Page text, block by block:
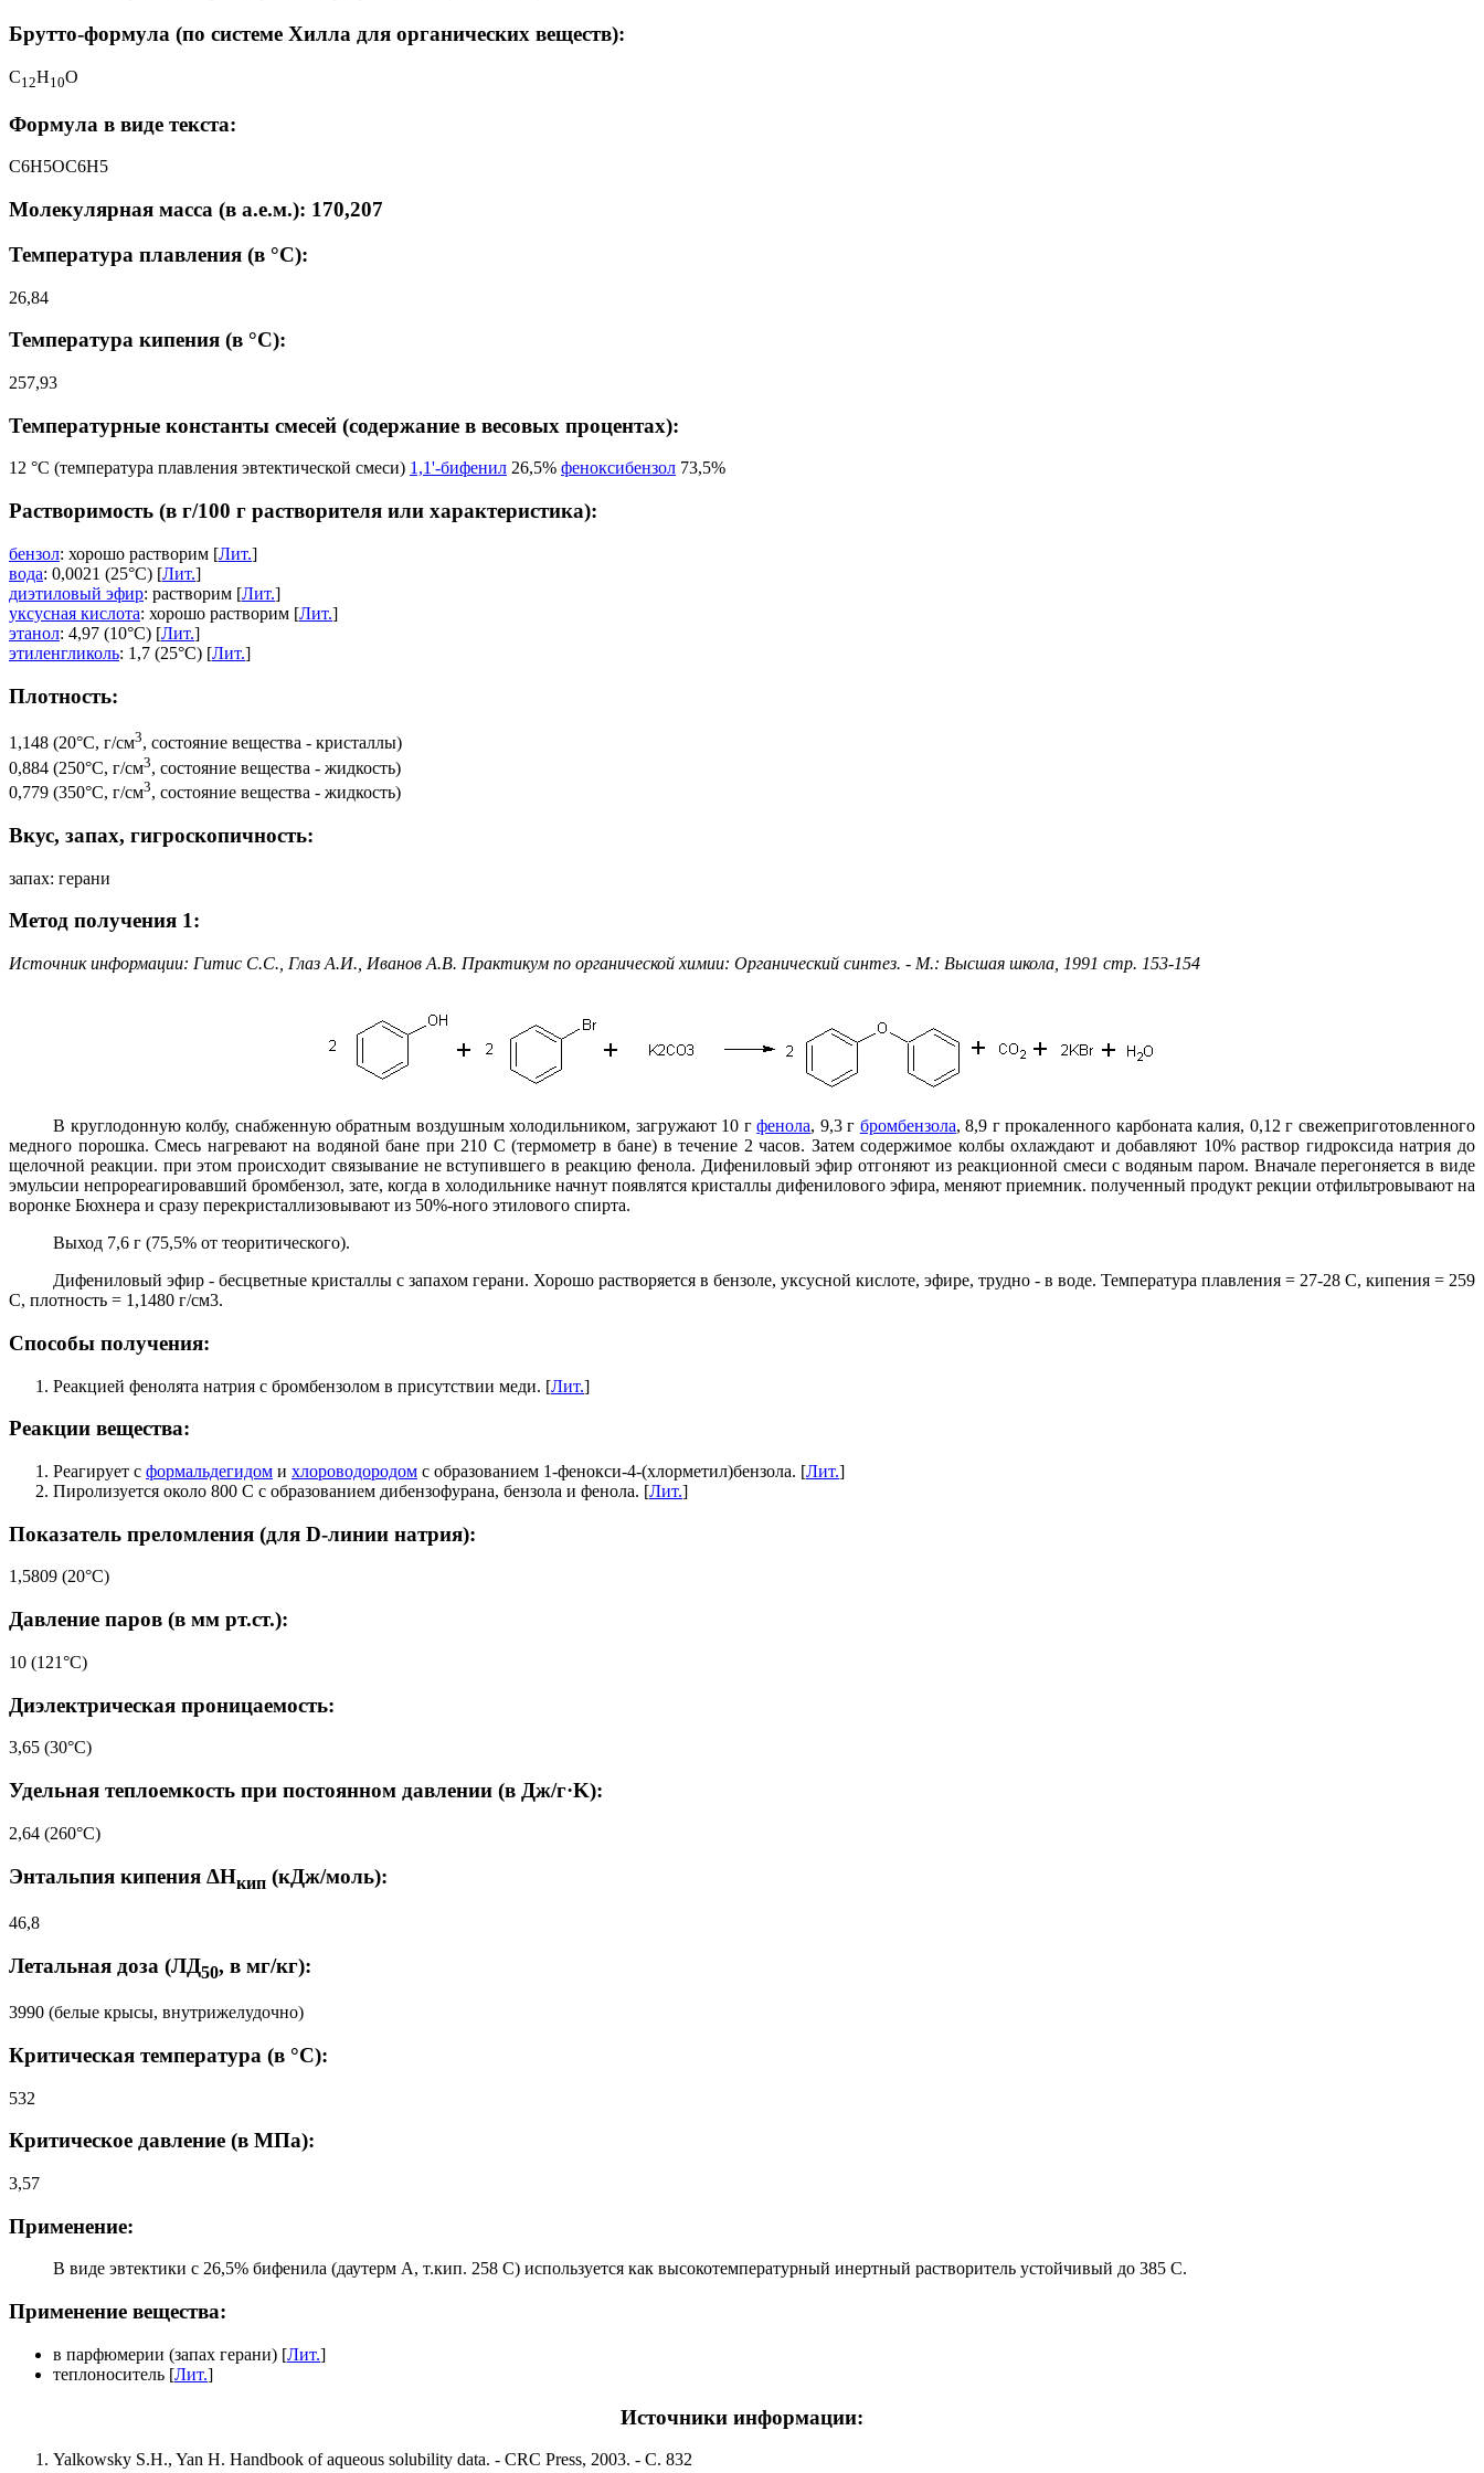
Брутто-формула (по системе Хилла для органических веществ):
C1 2H1 0O
Формула в виде текста:
C6H5OC6H5
Молекулярная масса (в а.е.м.): 170,207
Температура плавления (в °C):
26,84
Температура кипения (в °C):
257,93
Температурные константы смесей (содержание в весовых процентах):
12 °C (температура плавления эвтектической смеси) 1,1'-бифенил 26,5% феноксибензол 73,5%
Растворимость (в г/100 г растворителя или характеристика):
бензол: хорошо растворим [Лит.]
вода: 0,0021 (25°C) [Лит.]
диэтиловый эфир: растворим [Лит.]
уксусная кислота: хорошо растворим [Лит.]
этанол: 4,97 (10°C) [Лит.]
этиленгликоль: 1,7 (25°C) [Лит.]
Плотность:
1,148 (20°C, г/см3, состояние вещества - кристаллы)
0,884 (250°C, г/см3, состояние вещества - жидкость)
0,779 (350°C, г/см3, состояние вещества - жидкость)
Вкус, запах, гигроскопичность:
запах: герани
Метод получения 1:
Источник информации: Гитис С.С., Глаз А.И., Иванов А.В. Практикум по органической химии: Органический синтез. - М.: Высшая школа, 1991 стр. 153-154
В круглодонную колбу, снабженную обратным воздушным холодильником, загружают 10 гфенола, 9,3 г бромбензола, 8,9 г прокаленного карбоната калия, 0,12 г свежеприготовленного
медного порошка. Смесь нагревают на водяной бане при 210 С (термометр в бане) в течение 2 часов. Затем содержимое колбы охлаждают и добавляют 10% раствор гидроксида натрия до
щелочной реакции. при этом происходит связывание не вступившего в реакцию фенола. Дифениловый эфир отгоняют из реакционной смеси с водяным паром. Вначале перегоняется в виде
эмульсии непрореагировавший бромбензол, зате, когда в холодильнике начнут появлятся кристаллы дифенилового эфира, меняют приемник. полученный продукт рекции отфильтровывают на
воронке Бюхнера и сразу перекристаллизовывают из 50%-ного этилового спирта.
Выход 7,6 г (75,5% от теоритического).
Дифениловый эфир - бесцветные кристаллы с запахом герани. Хорошо растворяется в бензоле, уксусной кислоте, эфире, трудно - в воде. Температура плавления = 27-28 С, кипения = 259
С, плотность = 1,1480 г/см3.
Способы получения:
Реакцией фенолята натрия с бромбензолом в присутствии меди. [Лит.]
Реакции вещества:
Реагирует с формальдегидом и хлороводородом с образованием 1-фенокси-4-(хлорметил)бензола. [Лит.]
Пиролизуется около 800 С с образованием дибензофурана, бензола и фенола. [Лит.]
Показатель преломления (для D-линии натрия):
1,5809 (20°C)
Давление паров (в мм рт.ст.):
10 (121°C)
Диэлектрическая проницаемость:
3,65 (30°C)
Удельная теплоемкость при постоянном давлении (в Дж/г·K):
2,64 (260°C)
Энтальпия кипения ΔHкип (кДж/моль):
46,8
Летальная доза (ЛД50, в мг/кг):
3990 (белые крысы, внутрижелудочно)
Критическая температура (в °C):
532
Критическое давление (в МПа):
3,57
Применение:
В виде эвтектики с 26,5% бифенила (даутерм А, т.кип. 258 С) используется как высокотемпературный инертный растворитель устойчивый до 385 С.
Применение вещества:
в парфюмерии (запах герани) [Лит.]
теплоноситель [Лит.]
Источники информации:
Yalkowsky S.H., Yan H. Handbook of aqueous solubility data. - CRC Press, 2003. - С. 832